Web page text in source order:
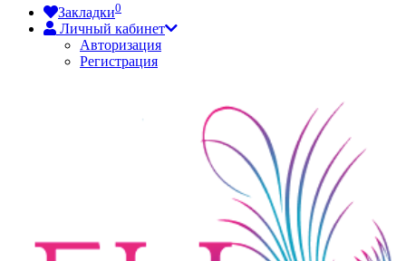
Закладки0
Личный кабинет
Авторизация
Регистрация